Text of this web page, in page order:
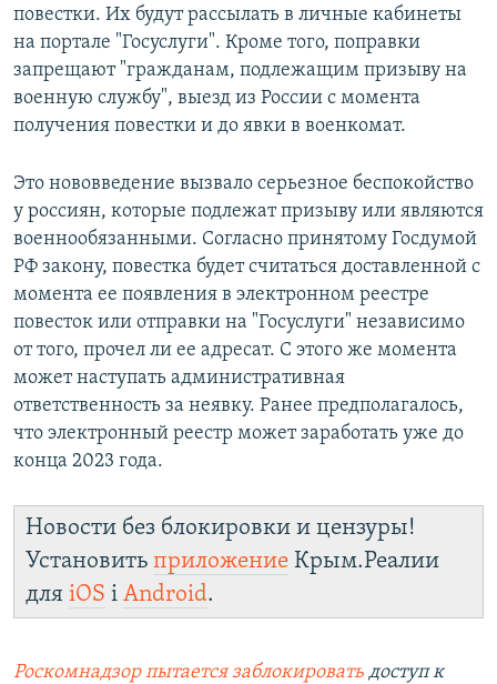
повестки. Их будут рассылать в личные кабинеты
на портале "Госуслуги". Кроме того, поправки
запрещают "гражданам, подлежащим призыву на
военную службу", выезд из России с момента
получения повестки и до явки в военкомат.
Это нововведение вызвало серьезное беспокойство
у россиян, которые подлежат призыву или являются
военнообязанными. Согласно принятому Госдумой
РФ закону, повестка будет считаться доставленной с
момента ее появления в электронном реестре
повесток или отправки на "Госуслуги" независимо
от того, прочел ли ее адресат. С этого же момента
может наступать административная
ответственность за неявку. Ранее предполагалось,
что электронный реестр может заработать уже до
конца 2023 года.
Новости без блокировки и цензуры!
Установить приложение Крым.Реалии
для iOS і Android.
Роскомнадзор пытается заблокировать доступ к